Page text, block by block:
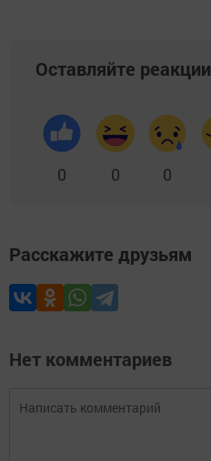
Оставляйте реакции
0 0 0
Расскажите друзьям
Нет комментариев